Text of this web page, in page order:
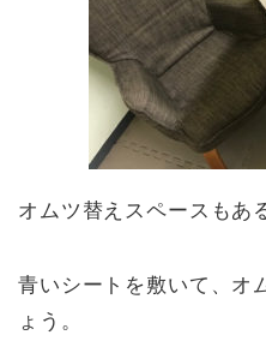
オムツ替えスペースもあ
青いシートを敷いて、オ
ょう。